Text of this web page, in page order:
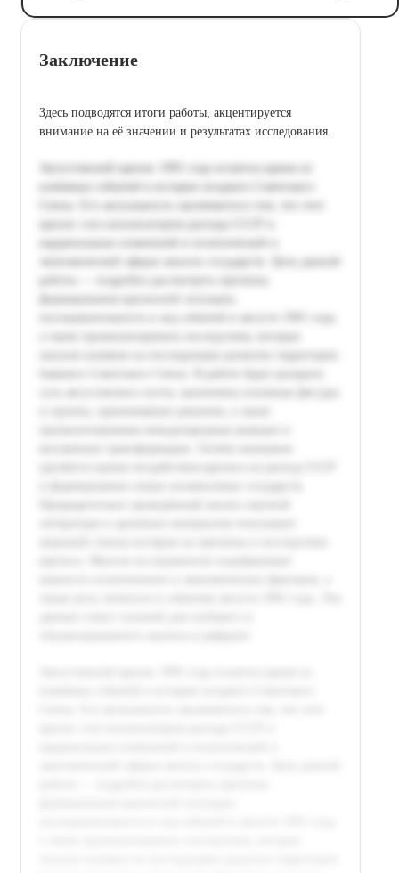
Заключение
Здесь подводятся итоги работы, акцентируется
внимание на её значении и результатах исследования.